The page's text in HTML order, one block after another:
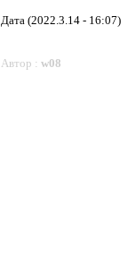
Дата (2022.3.14 - 16:07)
Автор : w08